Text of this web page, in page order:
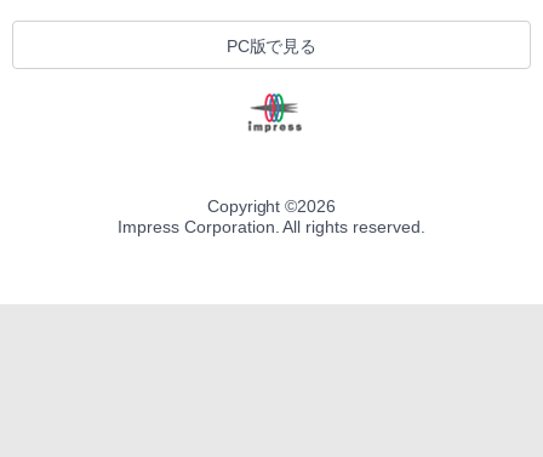
PC版で見る
Copyright ©2026
Impress Corporation. All rights reserved.